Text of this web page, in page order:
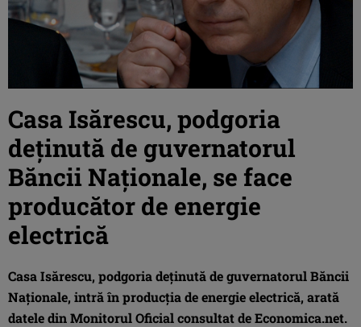
Casa Isărescu, podgoria
deținută de guvernatorul
Băncii Naționale, se face
producător de energie
electrică
Casa Isărescu, podgoria deținută de guvernatorul Băncii
Naționale, intră în producția de energie electrică, arată
datele din Monitorul Oficial consultat de Economica.net.